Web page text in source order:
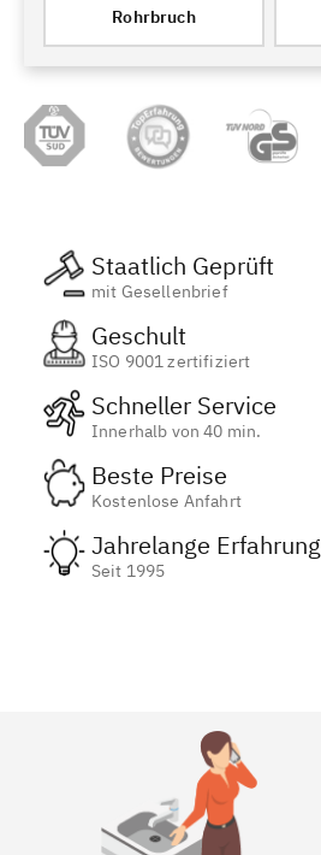
Rohrbruch
Staatlich Geprüft
mit Gesellenbrief
Geschult
ISO 9001 zertifiziert
Schneller Service
Innerhalb von 40 min.
Beste Preise
Kostenlose Anfahrt
Jahrelange Erfahrung
Seit 1995